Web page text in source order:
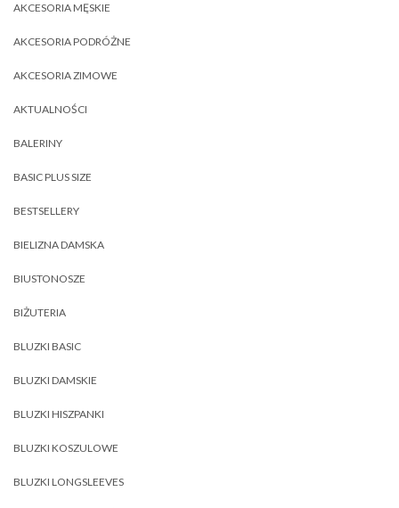
AKCESORIA MĘSKIE
AKCESORIA PODRÓŻNE
AKCESORIA ZIMOWE
AKTUALNOŚCI
BALERINY
BASIC PLUS SIZE
BESTSELLERY
BIELIZNA DAMSKA
BIUSTONOSZE
BIŻUTERIA
BLUZKI BASIC
BLUZKI DAMSKIE
BLUZKI HISZPANKI
BLUZKI KOSZULOWE
BLUZKI LONGSLEEVES